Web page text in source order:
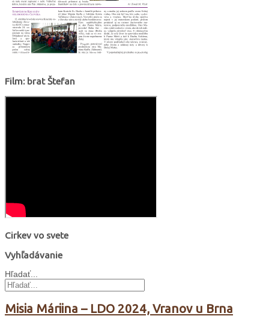
Film: brat Štefan
Cirkev vo svete
Vyhľadávanie
Hľadať...
Misia Máriina – LDO 2024, Vranov u Brna